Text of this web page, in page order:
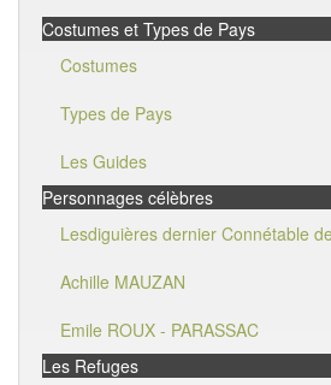
Costumes et Types de Pays
Costumes
Types de Pays
Les Guides
Personnages célèbres
Lesdiguières dernier Connétable
Achille MAUZAN
Emile ROUX - PARASSAC
Les Refuges